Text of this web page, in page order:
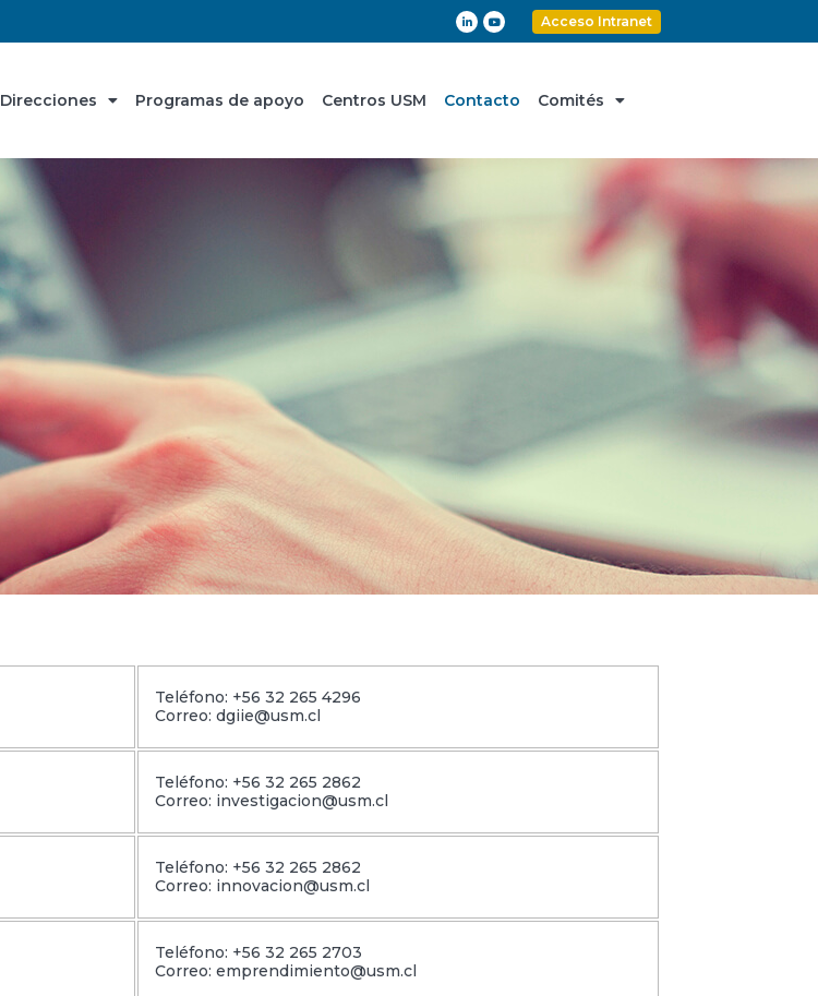
Acceso Intranet
Direcciones Programas de apoyo Centros USM Contacto Comités
Teléfono: +56 32 265 4296
Correo: dgiie@usm.cl
Teléfono: +56 32 265 2862
Correo: investigacion@usm.cl
Teléfono: +56 32 265 2862
Correo: innovacion@usm.cl
Teléfono: +56 32 265 2703
Correo: emprendimiento@usm.cl